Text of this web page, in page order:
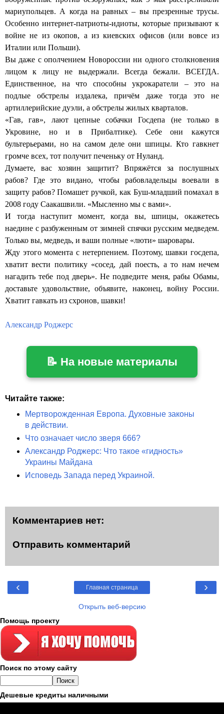
мариупольцев. А когда на равных – вы презренные трусы.
Особенно интернет-патриоты-идиоты, которые призывают к
войне не из окопов, а из киевских офисов (или вовсе из
Италии или Польши).
Вы даже с ополчением Новороссии ни одного столкновения
лицом к лицу не выдержали. Всегда бежали. ВСЕГДА.
Единственное, на что способны укрокаратели – это на
подлые обстрелы издалека, причём даже тогда это не
артиллерийские дуэли, а обстрелы жилых кварталов.
«Гав, гав», лают цепные собачки Госдепа (не только в
Укровине, но и в Прибалтике). Себе они кажутся
бультерьерами, но на самом деле они шпицы. Кто гавкнет
громче всех, тот получит печеньку от Нуланд.
Думаете, вас хозяин защитит? Впряжётся за послушных
рабов? Где это видано, чтобы рабовладельцы воевали в
защиту рабов? Помашет ручкой, как Буш-младший помахал в
2008 году Саакашвили. «Мысленно мы с вами».
И тогда наступит момент, когда вы, шпицы, окажетесь
наедине с разбуженным от зимней спячки русским медведем.
Только вы, медведь, и ваши полные «люти» шаровары.
Жду этого момента с нетерпением. Поэтому, шавки госдепа,
хватит вести политику «сосед, дай поесть, а то нам нечем
нагадить тебе под дверь». Не подведите меня, рабы Обамы,
доставьте удовольствие, объявите, наконец, войну России.
Хватит гавкать из схронов, шавки!
Александр Роджерс
📝 На новые материалы
Читайте также:
Мертворожденная Европа. Духовные законы
в действии.
Что означает число зверя 666?
Александр Роджерс: Что такое «гидность»
Украины Майдана
Исповедь Запада перед Украиной.
Комментариев нет:
Отправить комментарий
‹ ›
Главная страница
Открыть веб-версию
Помощь проекту
Поиск по этому сайту
Дешевые кредиты наличными